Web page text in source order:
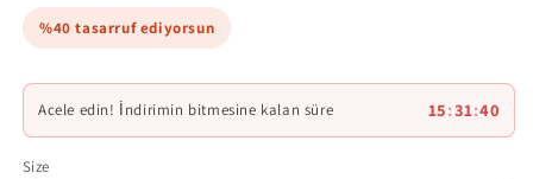
%40 tasarruf ediyorsun
Acele edin! İndirimin bitmesine kalan süre 15:31:38
Size